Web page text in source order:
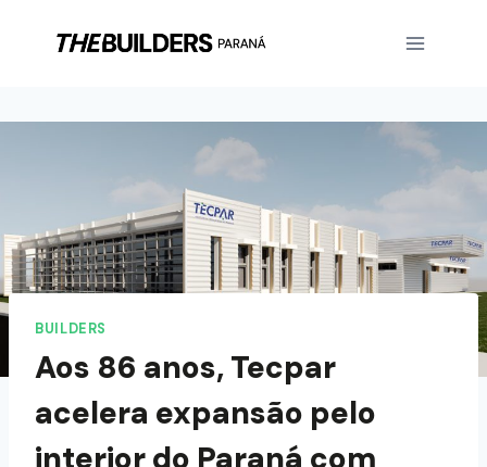
BUILDERS
Aos 86 anos, Tecpar
acelera expansão pelo
interior do Paraná com